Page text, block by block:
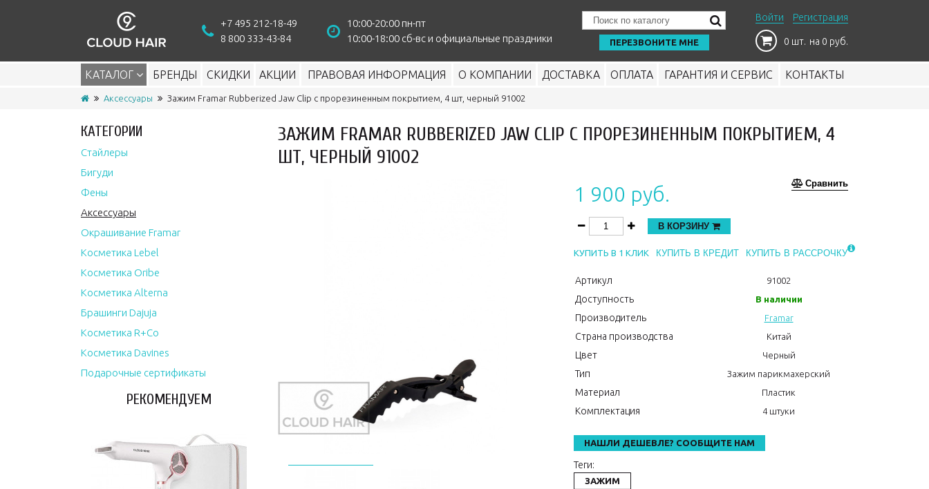
+7 495 212-18-49
8 800 333-43-84
10:00-20:00 пн-пт
10:00-18:00 сб-вс и официальные праздники
ПЕРЕЗВОНИТЕ МНЕ
Войти Регистрация
0 шт. на 0 руб.
КАТАЛОГ БРЕНДЫ СКИДКИ АКЦИИ ПРАВОВАЯ ИНФОРМАЦИЯ О КОМПАНИИ ДОСТАВКА ОПЛАТА ГАРАНТИЯ И СЕРВИС КОНТАКТЫ
Аксессуары Зажим Framar Rubberized Jaw Clip с прорезиненным покрытием, 4 шт, черный 91002
КАТЕГОРИИ
Стайлеры
Бигуди
Фены
Аксессуары
Окрашивание Framar
Косметика Lebel
Косметика Oribe
Косметика Alterna
Брашинги Dajuja
Косметика R+Co
Косметика Davines
Подарочные сертификаты
РЕКОМЕНДУЕМ
ЗАЖИМ FRAMAR RUBBERIZED JAW CLIP С ПРОРЕЗИНЕННЫМ ПОКРЫТИЕМ, 4
ШТ, ЧЕРНЫЙ 91002
Сравнить
1 900 руб.
В КОРЗИНУ
КУПИТЬ В 1 КЛИК КУПИТЬ В КРЕДИТ КУПИТЬ В РАССРОЧКУ
Артикул 91002
Доступность В наличии
Производитель Framar
Страна производства Китай
Цвет Черный
Тип Зажим парикмахерский
Материал Пластик
Комплектация 4 штуки
НАШЛИ ДЕШЕВЛЕ? СООБЩИТЕ НАМ
Теги:
ЗАЖИМ